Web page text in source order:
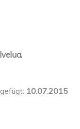
10.07.2015